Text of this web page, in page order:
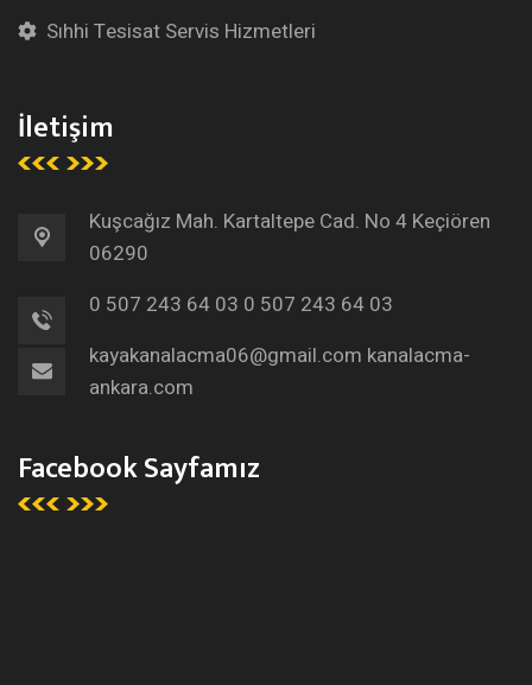
Sıhhi Tesisat Servis Hizmetleri
İletişim
Kuşcağız Mah. Kartaltepe Cad. No 4 Keçiören
06290
0 507 243 64 03 0 507 243 64 03
kayakanalacma06@gmail.com kanalacma-
ankara.com
Facebook Sayfamız